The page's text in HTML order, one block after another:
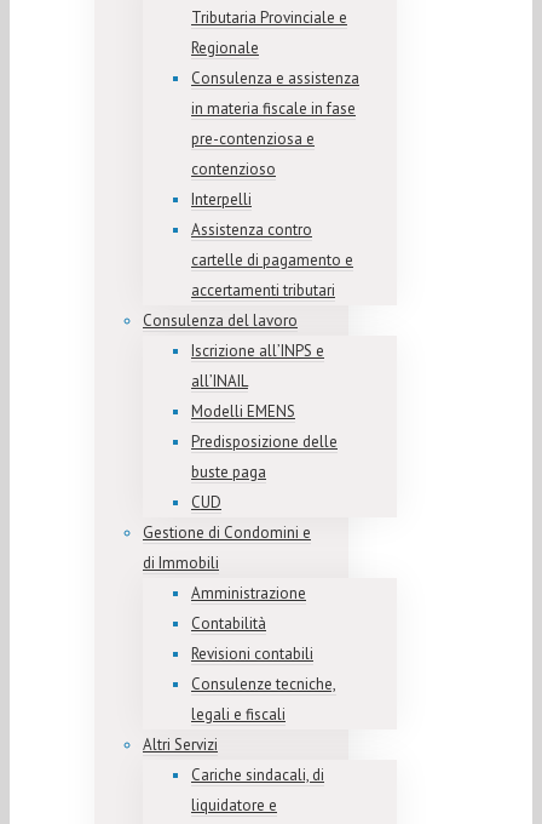
Tributaria Provinciale e
Regionale
Consulenza e assistenza
in materia fiscale in fase
pre-contenziosa e
contenzioso
Interpelli
Assistenza contro
cartelle di pagamento e
accertamenti tributari
Consulenza del lavoro
Iscrizione all’INPS e
all’INAIL
Modelli EMENS
Predisposizione delle
buste paga
CUD
Gestione di Condomini e
di Immobili
Amministrazione
Contabilità
Revisioni contabili
Consulenze tecniche,
legali e fiscali
Altri Servizi
Cariche sindacali, di
liquidatore e